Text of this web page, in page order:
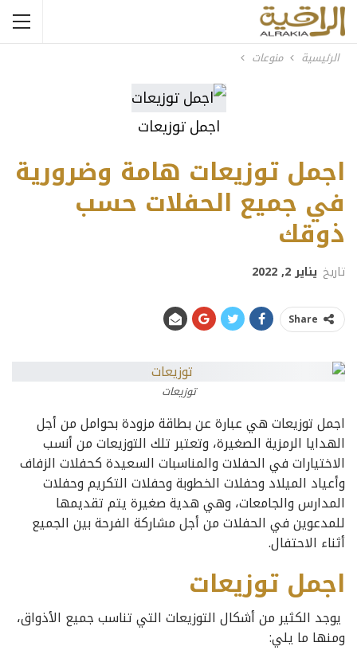
الرئيسية منوعات
اجمل توزيعات
اجمل توزيعات هامة وضرورية
في جميع الحفلات حسب
ذوقك
تاريخ يناير 2, 2022
Share
توزيعات
اجمل توزيعات هي عبارة عن بطاقة مزودة بحوامل من أجل
الهدايا الرمزية الصغيرة، وتعتبر تلك التوزيعات من أنسب
الاختيارات في الحفلات والمناسبات السعيدة كحفلات الزفاف
وأعياد الميلاد وحفلات الخطوبة وحفلات التكريم وحفلات
المدارس والجامعات، وهي هدية صغيرة يتم تقديمها
للمدعوين في الحفلات من أجل مشاركة الفرحة بين الجميع
أثناء الاحتفال.
اجمل توزيعات
يوجد الكثير من أشكال التوزيعات التي تناسب جميع الأذواق،
ومنها ما يلي: